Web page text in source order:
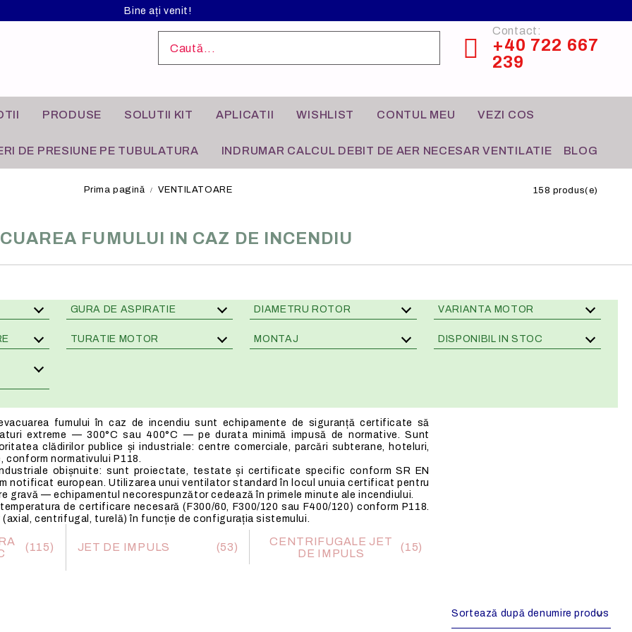
Bine ați venit!
Contact:
+40 722 667
239
PRODUSE
ANODIZAT FILTRE DE AER
Senzori HVAC multifunctionali
Intrerupatoare de mentenanta
Regulatoare frecventiale
Surse de alimentare
SOLUTII KIT APLICATII
INDUSTRIALE
INDUSTRIALE
EXPLOZIV
LOCALA
APLICATII REZIDENTIALE
VENTILATIE GENERALA
HOTELURI
WISHLIST CONTUL MEU VEZI COS
DE PRESIUNE PE TUBULATURA INDRUMAR CALCUL DEBIT DE AER NECESAR VENTILATIE BLOG
GURA DE ASPIRATIE DIAMETRU ROTOR VARIANTA MOTOR
TURATIE MOTOR
8 POLI
MONTAJ DISPONIBIL IN STOC
Prima pagină VENTILATOARE 158 produs(e)
FUMULUI IN CAZ DE INCENDIU
fumului în caz de incendiu sunt echipamente de siguranță certificate să
extreme — 300°C sau 400°C — pe durata minimă impusă de normative. Sunt
clădirilor publice și industriale: centre comerciale, parcări subterane, hoteluri,
conform normativului P118.
obișnuite: sunt proiectate, testate și certificate specific conform SR EN
notificat european. Utilizarea unui ventilator standard în locul unuia certificat pentru
gravă — echipamentul necorespunzător cedează în primele minute ale incendiului.
de certificare necesară (F300/60, F300/120 sau F400/120) conform P118.
centrifugal, turelă) în funcție de configurația sistemului.
(115) JET DE IMPULS (53)
CENTRIFUGALE JET
DE IMPULS
(15)